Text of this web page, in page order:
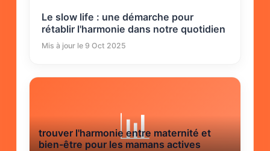
Le slow life : une démarche pour
rétablir l'harmonie dans notre quotidien
Mis à jour le 9 Oct 2025
📊
trouver l'harmonie entre maternité et
bien-être pour les mamans actives